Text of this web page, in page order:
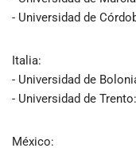
- Universidad de
Italia:
- Universidad de
- Universidad de
México: